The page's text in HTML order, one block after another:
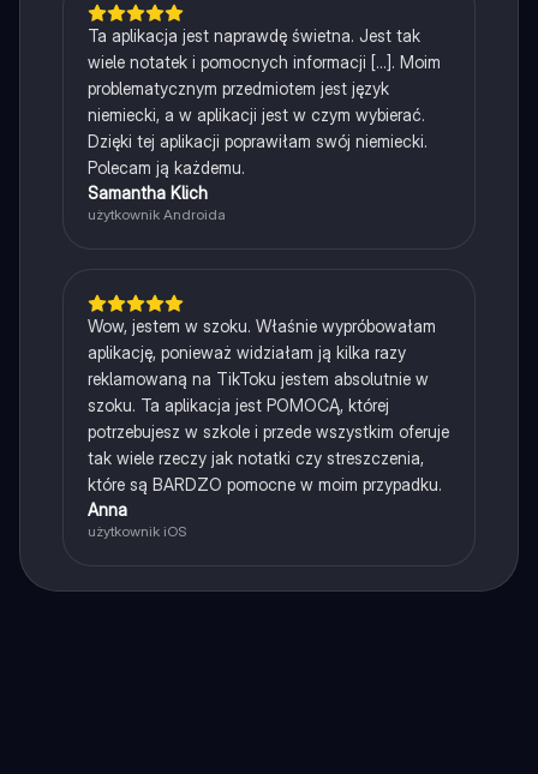
Ta aplikacja jest naprawdę świetna. Jest tak
wiele notatek i pomocnych informacji [...]. Moim
problematycznym przedmiotem jest język
niemiecki, a w aplikacji jest w czym wybierać.
Dzięki tej aplikacji poprawiłam swój niemiecki.
Polecam ją każdemu.
Samantha Klich
użytkownik Androida
Wow, jestem w szoku. Właśnie wypróbowałam
aplikację, ponieważ widziałam ją kilka razy
reklamowaną na TikToku jestem absolutnie w
szoku. Ta aplikacja jest POMOCĄ, której
potrzebujesz w szkole i przede wszystkim oferuje
tak wiele rzeczy jak notatki czy streszczenia,
które są BARDZO pomocne w moim przypadku.
Anna
użytkownik iOS